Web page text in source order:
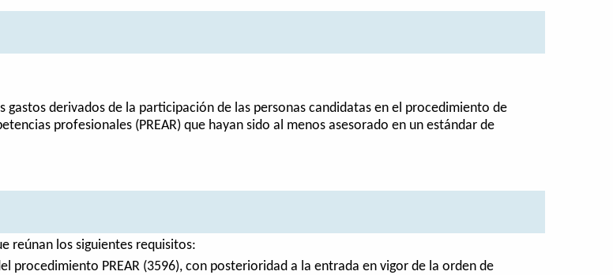
derivados de la participación de las personas candidatas en el procedimiento de
profesionales (PREAR) que hayan sido al menos asesorado en un estándar de
reúnan los siguientes requisitos:
procedimiento PREAR (3596), con posterioridad a la entrada en vigor de la orden de